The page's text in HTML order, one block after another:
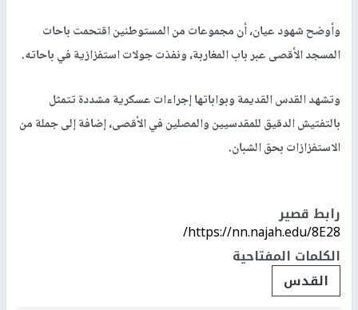
وأوضح شهود عيان، أن مجموعات من المستوطنين اقتحمت باحات
المسجد الأقصى عبر باب المغاربة، ونفذت جولات استفزازية في باحاته.
وتشهد القدس القديمة وبواباتها إجراءات عسكرية مشددة تتمثل
بالتفتيش الدقيق للمقدسيين والمصلين في الأقصى، إضافة إلى جملة من
الاستفزازات بحق الشبان.
رابط قصير
https://nn.najah.edu/8E28/
الكلمات المفتاحية
القدس